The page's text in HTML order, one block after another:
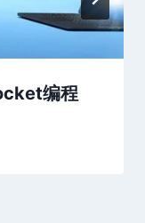
编程